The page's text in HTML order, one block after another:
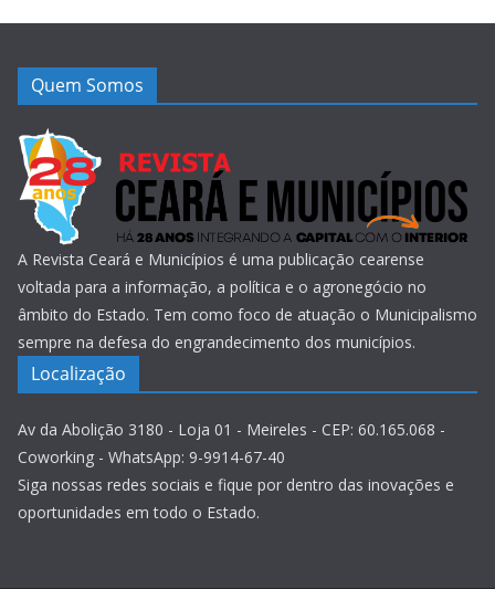
Quem Somos
A Revista Ceará e Municípios é uma publicação cearense
voltada para a informação, a política e o agronegócio no
âmbito do Estado. Tem como foco de atuação o Municipalismo
sempre na defesa do engrandecimento dos municípios.
Localização
Av da Abolição 3180 - Loja 01 - Meireles - CEP: 60.165.068 -
Coworking - WhatsApp: 9-9914-67-40
Siga nossas redes sociais e fique por dentro das inovações e
oportunidades em todo o Estado.